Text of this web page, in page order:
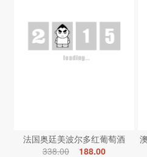
法国奥廷美波尔多红葡萄酒
338.00
188.00